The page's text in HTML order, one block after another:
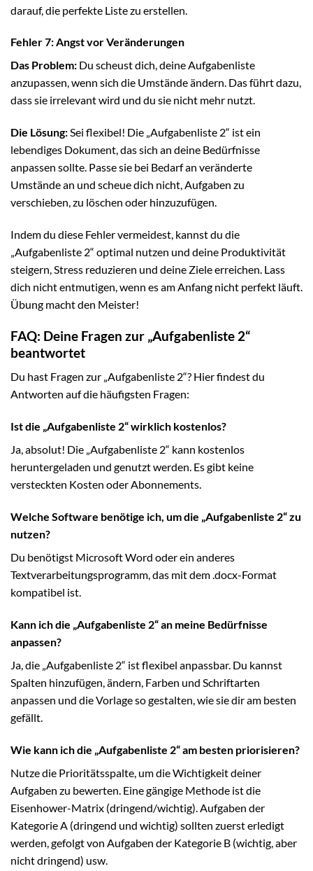
darauf, die perfekte Liste zu erstellen.
Fehler 7: Angst vor Veränderungen
Das Problem: Du scheust dich, deine Aufgabenliste
anzupassen, wenn sich die Umstände ändern. Das führt dazu,
dass sie irrelevant wird und du sie nicht mehr nutzt.
Die Lösung:Sei flexibel! Die „Aufgabenliste 2“ ist ein
lebendiges Dokument, das sich an deine Bedürfnisse
anpassen sollte. Passe sie bei Bedarf an veränderte
Umstände an und scheue dich nicht, Aufgaben zu
verschieben, zu löschen oder hinzuzufügen.
Indem du diese Fehler vermeidest, kannst du die
„Aufgabenliste 2“ optimal nutzen und deine Produktivität
steigern, Stress reduzieren und deine Ziele erreichen. Lass
dich nicht entmutigen, wenn es am Anfang nicht perfekt läuft.
Übung macht den Meister!
FAQ: Deine Fragen zur „Aufgabenliste 2“
beantwortet
Du hast Fragen zur „Aufgabenliste 2“? Hier findest du
Antworten auf die häufigsten Fragen:
Ist die „Aufgabenliste 2“ wirklich kostenlos?
Ja, absolut! Die „Aufgabenliste 2“ kann kostenlos
heruntergeladen und genutzt werden. Es gibt keine
versteckten Kosten oder Abonnements.
Welche Software benötige ich, um die „Aufgabenliste 2“ zu
nutzen?
Du benötigst Microsoft Word oder ein anderes
Textverarbeitungsprogramm, das mit dem .docx-Format
kompatibel ist.
Kann ich die „Aufgabenliste 2“ an meine Bedürfnisse
anpassen?
Ja, die „Aufgabenliste 2“ ist flexibel anpassbar. Du kannst
Spalten hinzufügen, ändern, Farben und Schriftarten
anpassen und die Vorlage so gestalten, wie sie dir am besten
gefällt.
Wie kann ich die „Aufgabenliste 2“ am besten priorisieren?
Nutze die Prioritätsspalte, um die Wichtigkeit deiner
Aufgaben zu bewerten. Eine gängige Methode ist die
Eisenhower-Matrix (dringend/wichtig). Aufgaben der
Kategorie A (dringend und wichtig) sollten zuerst erledigt
werden, gefolgt von Aufgaben der Kategorie B (wichtig, aber
nicht dringend) usw.